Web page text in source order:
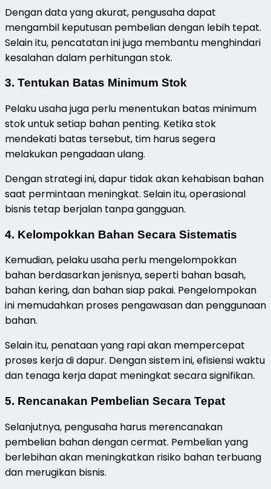
Dengan data yang akurat, pengusaha dapat
mengambil keputusan pembelian dengan lebih tepat.
Selain itu, pencatatan ini juga membantu menghindari
kesalahan dalam perhitungan stok.
3. Tentukan Batas Minimum Stok
Pelaku usaha juga perlu menentukan batas minimum
stok untuk setiap bahan penting. Ketika stok
mendekati batas tersebut, tim harus segera
melakukan pengadaan ulang.
Dengan strategi ini, dapur tidak akan kehabisan bahan
saat permintaan meningkat. Selain itu, operasional
bisnis tetap berjalan tanpa gangguan.
4. Kelompokkan Bahan Secara Sistematis
Kemudian, pelaku usaha perlu mengelompokkan
bahan berdasarkan jenisnya, seperti bahan basah,
bahan kering, dan bahan siap pakai. Pengelompokan
ini memudahkan proses pengawasan dan penggunaan
bahan.
Selain itu, penataan yang rapi akan mempercepat
proses kerja di dapur. Dengan sistem ini, efisiensi waktu
dan tenaga kerja dapat meningkat secara signifikan.
5. Rencanakan Pembelian Secara Tepat
Selanjutnya, pengusaha harus merencanakan
pembelian bahan dengan cermat. Pembelian yang
berlebihan akan meningkatkan risiko bahan terbuang
dan merugikan bisnis.